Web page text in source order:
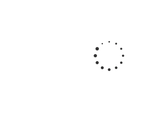
круг, Это
мальчик!